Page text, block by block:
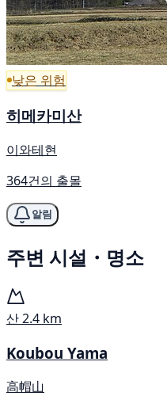
낮은 위험
히메카미산
이와테현
364건의 출몰
알림
주변 시설・명소
산2.4 km
Koubou Yama
高帽山